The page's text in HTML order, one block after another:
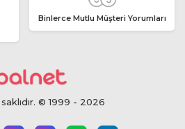
Binlerce Mutlu Müşteri Yorumları
© 1999 - 2026